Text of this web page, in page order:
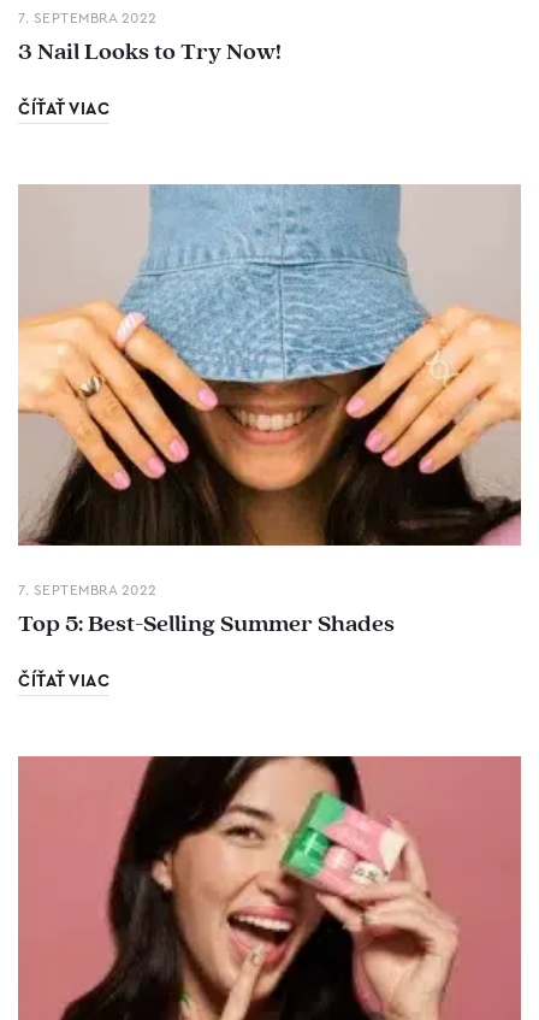
7. SEPTEMBRA 2022
3 Nail Looks to Try Now!
ČÍŤAŤ VIAC
7. SEPTEMBRA 2022
Top 5: Best-Selling Summer Shades
ČÍŤAŤ VIAC